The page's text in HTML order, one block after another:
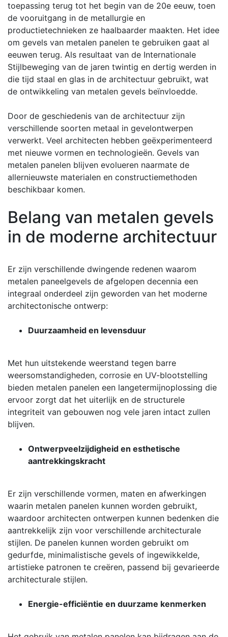
toepassing terug tot het begin van de 20e eeuw, toen
de vooruitgang in de metallurgie en
productietechnieken ze haalbaarder maakten. Het idee
om gevels van metalen panelen te gebruiken gaat al
eeuwen terug. Als resultaat van de Internationale
Stijlbeweging van de jaren twintig en dertig werden in
die tijd staal en glas in de architectuur gebruikt, wat
de ontwikkeling van metalen gevels beïnvloedde.
Door de geschiedenis van de architectuur zijn
verschillende soorten metaal in gevelontwerpen
verwerkt. Veel architecten hebben geëxperimenteerd
met nieuwe vormen en technologieën. Gevels van
metalen panelen blijven evolueren naarmate de
allernieuwste materialen en constructiemethoden
beschikbaar komen.
Belang van metalen gevels
in de moderne architectuur
Er zijn verschillende dwingende redenen waarom
metalen paneelgevels de afgelopen decennia een
integraal onderdeel zijn geworden van het moderne
architectonische ontwerp:
Duurzaamheid en levensduur
Met hun uitstekende weerstand tegen barre
weersomstandigheden, corrosie en UV-blootstelling
bieden metalen panelen een langetermijnoplossing die
ervoor zorgt dat het uiterlijk en de structurele
integriteit van gebouwen nog vele jaren intact zullen
blijven.
Ontwerpveelzijdigheid en esthetische
aantrekkingskracht
Er zijn verschillende vormen, maten en afwerkingen
waarin metalen panelen kunnen worden gebruikt,
waardoor architecten ontwerpen kunnen bedenken die
aantrekkelijk zijn voor verschillende architecturale
stijlen. De panelen kunnen worden gebruikt om
gedurfde, minimalistische gevels of ingewikkelde,
artistieke patronen te creëren, passend bij gevarieerde
architecturale stijlen.
Energie-efficiëntie en duurzame kenmerken